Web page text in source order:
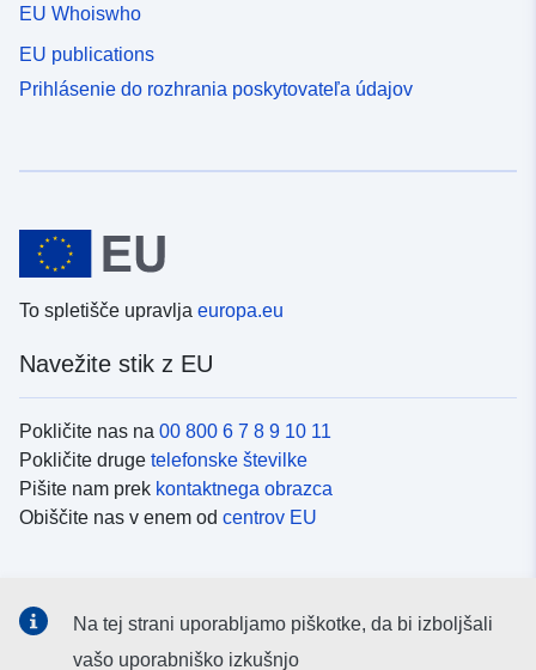
EU Whoiswho
EU publications
Prihlásenie do rozhrania poskytovateľa údajov
To spletišče upravlja europa.eu
Navežite stik z EU
Pokličite nas na 00 800 6 7 8 9 10 11
Pokličite druge telefonske številke
Pišite nam prek kontaktnega obrazca
Obiščite nas v enem od centrov EU
Iskanje podružbenih medijih EU
Na tej strani uporabljamo piškotke, da bi izboljšali
vašo uporabniško izkušnjo